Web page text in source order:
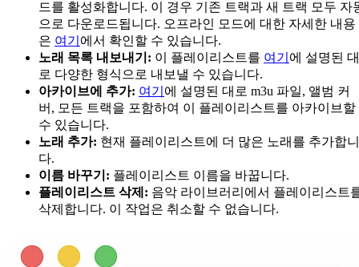
드를 활성화합니다. 이 경우 기존 트랙과 새 트랙 모두 자
으로 다운로드됩니다. 오프라인 모드에 대한 자세한 내용
은 여기 에서 확인할 수 있습니다.
노래 목록 내보내기: 이 플레이리스트를 여기 에 설명된 대
로 다양한 형식으로 내보낼 수 있습니다.
아카이브에 추가: 여기 에 설명된 대로 m3u 파일, 앨범 커
버, 모든 트랙을 포함하여 이 플레이리스트를 아카이브할
수 있습니다.
노래 추가: 현재 플레이리스트에 더 많은 노래를 추가합니
다.
이름 바꾸기: 플레이리스트 이름을 바꿉니다.
플레이리스트 삭제: 음악 라이브러리에서 플레이리스트
삭제합니다. 이 작업은 취소할 수 없습니다.